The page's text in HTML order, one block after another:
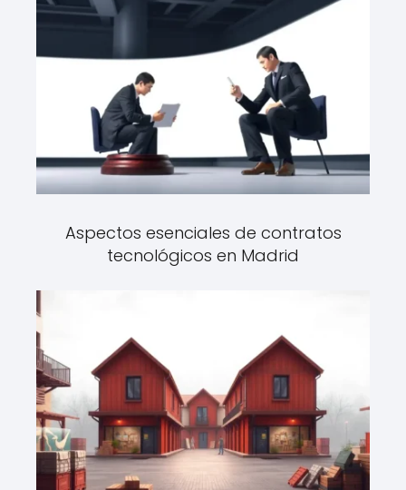
Aspectos esenciales de contratos
tecnológicos en Madrid